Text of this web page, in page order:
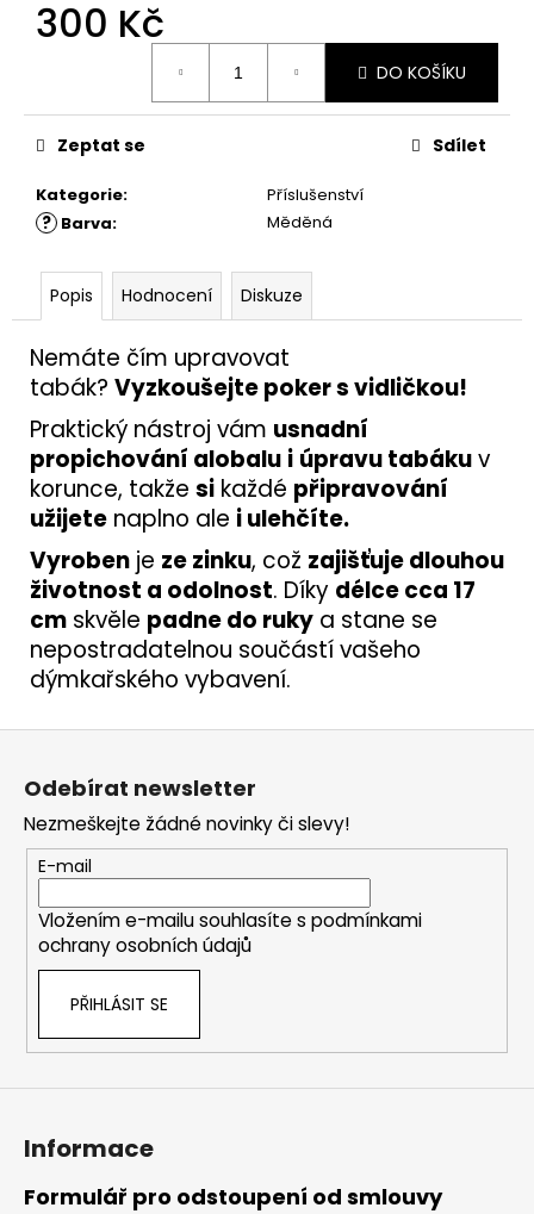
300 Kč
DO KOŠÍKU
Kategorie: Příslušenství
? Barva: Měděná
Zeptat se Sdílet
Popis Hodnocení Diskuze
Nemáte čím upravovat
tabák? Vyzkoušejte poker s vidličkou!
Praktický nástroj vám usnadní
propichování alobalu i úpravu tabákuv
korunce, takže si každé připravování
užijete naplno ale i ulehčíte.
Vyroben je ze zinku, což zajišťuje dlouhou
životnost a odolnost. Díky délce cca 17
cm skvěle padne do ruky a stane se
nepostradatelnou součástí vašeho
dýmkařského vybavení.
m
Odebírat newsletter
Nezmeškejte žádné novinky či slevy!
E-mail
Vložením e-mailu souhlasíte s podmínkami
ochrany osobních údajů
PŘIHLÁSIT SE
Informace
Formulář pro odstoupení od smlouvy